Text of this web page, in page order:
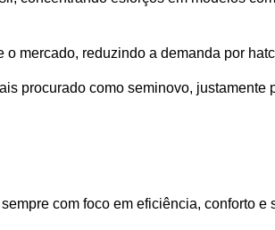
mercado, reduzindo a demanda por
procurado como seminovo, justamente
sempre com foco em eficiência, conforto e